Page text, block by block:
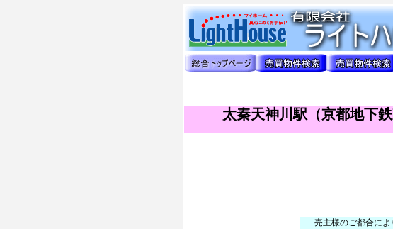
太秦天神川駅（京都地下
売主様のご都合に